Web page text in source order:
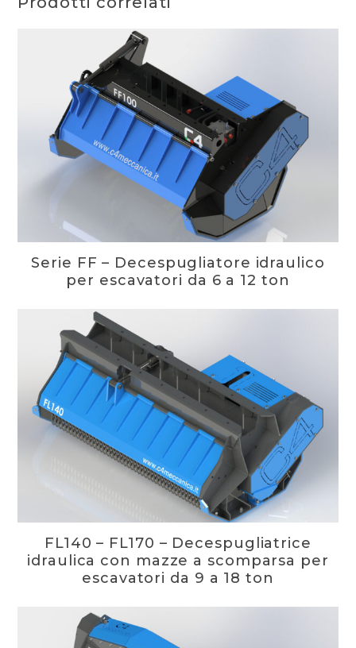
Serie FF – Decespugliatore idraulico
per escavatori da 6 a 12 ton
FL140 – FL170 – Decespugliatrice
idraulica con mazze a scomparsa per
escavatori da 9 a 18 ton